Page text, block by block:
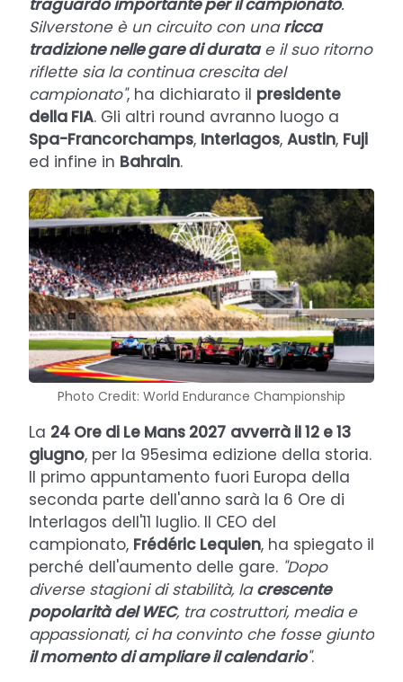
traguardo importante per il campionato.
Silverstone è un circuito con unaricca
tradizione nelle gare di duratae il suo ritorno
riflette sia la continua crescita del
campionato", ha dichiarato il presidente
della FIA. Gli altri round avranno luogo a
Spa-Francorchamps, Interlagos, Austin, Fuji
ed infine in Bahrain.
Photo Credit: World Endurance Championship
La 24 Ore di Le Mans 2027 avverrà il 12 e 13
giugno, per la 95esima edizione della storia.
Il primo appuntamento fuori Europa della
seconda parte dell'anno sarà la 6 Ore di
Interlagos dell'11 luglio. Il CEO del
campionato, Frédéric Lequien, ha spiegato il
perché dell'aumento delle gare. "Dopo
diverse stagioni di stabilità, lacrescente
popolarità del WEC, tra costruttori, media e
appassionati, ci ha convinto che fosse giunto
il momento di ampliare il calendario".